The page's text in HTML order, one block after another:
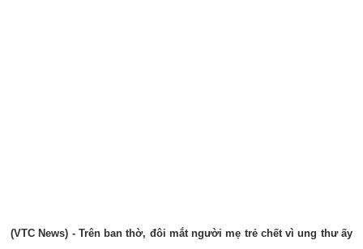
(VTC News) - Trên ban thờ, đôi mắt người mẹ trẻ chết vì ung thưấy